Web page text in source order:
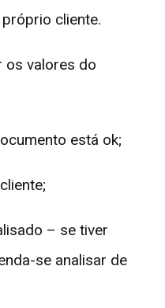
cliente.
os valores do
está ok;
– se tiver
se analisar de